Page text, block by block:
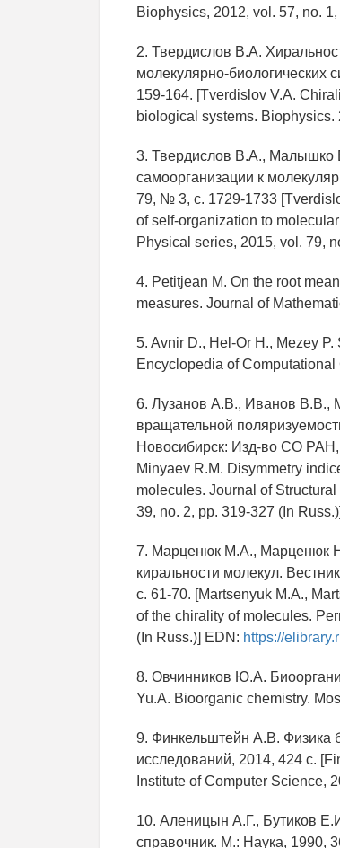
Biophysics, 2012, vol. 57, no.
2. Твердислов В.А.
молекулярно-биологических
159-164. [Tverdislov V.A.
biological systems. Biophysics.
3. Твердислов В.А., Малышко
самоорганизации к
79, № 3, с. 1729-1733
of self-organization to
Physical series, 2015, vol. 79,
4. Petitjean M. On the root
measures. Journal of
5. Avnir D., Hel-Or H., Mezey
Encyclopedia of
6. Лузанов А.В., Иванов В.В.,
вращательной
Новосибирск: Изд-во СО РАН,
Minyaev R.M. Disymmetry
molecules. Journal of
39, no. 2, pp. 319-327 (In Russ.)]
7. Марценюк М.А., Марценюк
киральности молекул.
с. 61-70. [Martsenyuk M.A.,
of the chirality of molecules.
(In Russ.)] EDN: https://
8. Овчинников Ю.А.
Yu.A. Bioorganic chemistry.
9. Финкельштейн А.В. Физика
исследований, 2014, 424 с.
Institute of Computer Science,
10. Аленицын А.Г., Бутиков
справочник. М.: Наука, 1990,